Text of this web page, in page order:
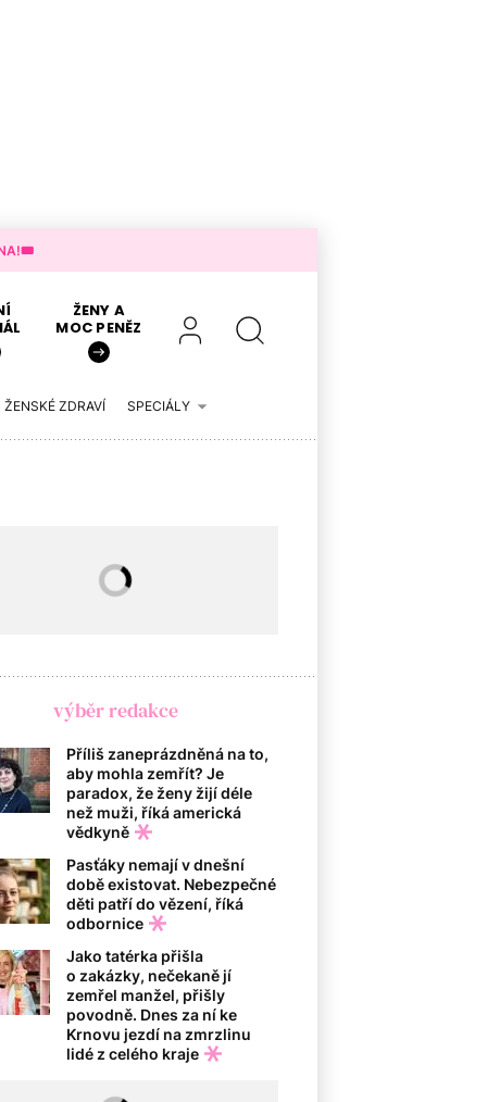
ŽENY A
MOC PENĚZ
ŽENSKÉ ZDRAVÍ SPECIÁLY
výběr redakce
Příliš zaneprázdněná na to,
aby mohla zemřít? Je
paradox, že ženy žijí déle
než muži, říká americká
vědkyně
Pasťáky nemají v dnešní
době existovat. Nebezpečné
děti patří do vězení, říká
odbornice
Jako tatérka přišla
o zakázky, nečekaně jí
zemřel manžel, přišly
povodně. Dnes za ní ke
Krnovu jezdí na zmrzlinu
lidé z celého kraje